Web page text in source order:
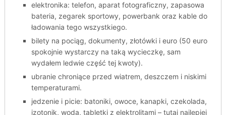
elektronika: telefon, aparat fotograficzny, zapasowa
bateria, zegarek sportowy, powerbank oraz kable do
ładowania tego wszystkiego.
bilety na pociąg, dokumenty, złotówki i euro (50 euro
spokojnie wystarczy na taką wycieczkę, sam
wydałem ledwie część tej kwoty).
ubranie chroniące przed wiatrem, deszczem i niskimi
temperaturami.
jedzenie i picie: batoniki, owoce, kanapki, czekolada,
izotonik, woda, tabletki z elektrolitami – tutaj najlepiej